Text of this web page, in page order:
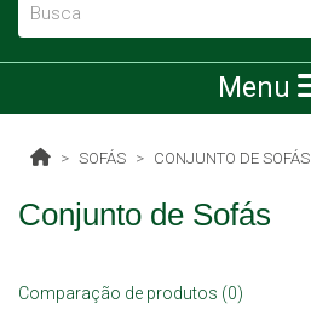
Menu
SOFÁS CONJUNTO DE SOFÁS
Conjunto de Sofás
Comparação de produtos (0)